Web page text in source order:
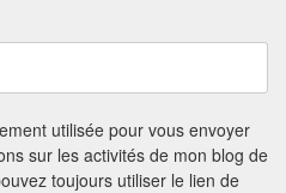
utilisée pour vous envoyer
sur les activités de mon blog de
toujours utiliser le lien de